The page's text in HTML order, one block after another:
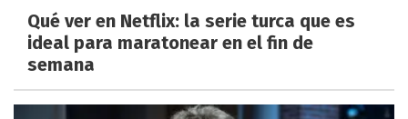
Qué ver en Netflix: la serie turca que es
ideal para maratonear en el fin de
semana